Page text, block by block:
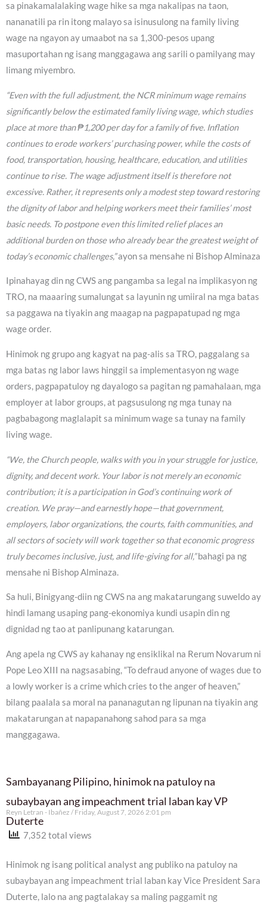
sa pinakamalalaking wage hike sa mga nakalipas na taon,
nananatili pa rin itong malayo sa isinusulong na family living
wage na ngayon ay umaabot na sa 1,300-pesos upang
masuportahan ng isang manggagawa ang sarili o pamilyang may
limang miyembro.
“Even with the full adjustment, the NCR minimum wage remains
significantly below the estimated family living wage, which studies
place at more than ₱1,200 per day for a family of five. Inflation
continues to erode workers’ purchasing power, while the costs of
food, transportation, housing, healthcare, education, and utilities
continue to rise. The wage adjustment itself is therefore not
excessive. Rather, it represents only a modest step toward restoring
the dignity of labor and helping workers meet their families’ most
basic needs. To postpone even this limited relief places an
additional burden on those who already bear the greatest weight of
today’s economic challenges,”ayon sa mensahe ni Bishop Alminaza
Ipinahayag din ng CWS ang pangamba sa legal na implikasyon ng
TRO, na maaaring sumalungat sa layunin ng umiiral na mga batas
sa paggawa na tiyakin ang maagap na pagpapatupad ng mga
wage order.
Hinimok ng grupo ang kagyat na pag-alis sa TRO, paggalang sa
mga batas ng labor laws hinggil sa implementasyon ng wage
orders, pagpapatuloy ng dayalogo sa pagitan ng pamahalaan, mga
employer at labor groups, at pagsusulong ng mga tunay na
pagbabagong maglalapit sa minimum wage sa tunay na family
living wage.
“We, the Church people, walks with you in your struggle for justice,
dignity, and decent work. Your labor is not merely an economic
contribution; it is a participation in God’s continuing work of
creation. We pray—and earnestly hope—that government,
employers, labor organizations, the courts, faith communities, and
all sectors of society will work together so that economic progress
truly becomes inclusive, just, and life-giving for all,”bahagi pa ng
mensahe ni Bishop Alminaza.
Sa huli, Binigyang-diin ng CWS na ang makatarungang suweldo ay
hindi lamang usaping pang-ekonomiya kundi usapin din ng
dignidad ng tao at panlipunang katarungan.
Ang apela ng CWS ay kahanay ng ensiklikal na Rerum Novarum ni
Pope Leo XIII na nagsasabing, “To defraud anyone of wages due to
a lowly worker is a crime which cries to the anger of heaven,”
bilang paalala sa moral na pananagutan ng lipunan na tiyakin ang
makatarungan at napapanahong sahod para sa mga
manggagawa.
Sambayanang Pilipino, hinimok na patuloy na
subaybayan ang impeachment trial laban kay VP
Duterte
Reyn Letran - Ibañez Friday, August 7, 2026 2:01 pm
7,352 total views
Hinimok ng isang political analyst ang publiko na patuloy na
subaybayan ang impeachment trial laban kay Vice President Sara
Duterte, lalo na ang pagtalakay sa maling paggamit ng